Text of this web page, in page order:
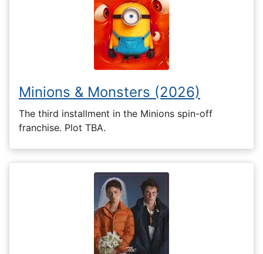
Minions & Monsters (2026)
The third installment in the Minions spin-off
franchise. Plot TBA.